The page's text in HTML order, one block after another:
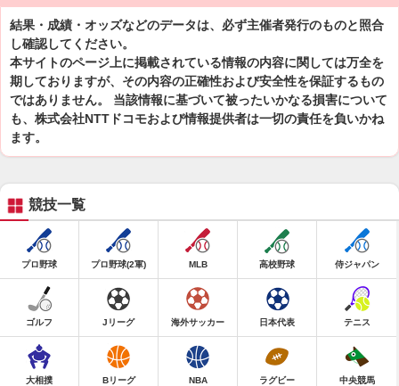
結果・成績・オッズなどのデータは、必ず主催者発行のものと照合
し確認してください。
本サイトのページ上に掲載されている情報の内容に関しては万全を
期しておりますが、その内容の正確性および安全性を保証するもの
ではありません。 当該情報に基づいて被ったいかなる損害について
も、株式会社NTTドコモおよび情報提供者は一切の責任を負いかね
ます。
競技一覧
プロ野球 プロ野球(2軍) MLB 高校野球 侍ジャパン
ゴルフ Jリーグ 海外サッカー 日本代表 テニス
大相撲 Bリーグ NBA ラグビー 中央競馬